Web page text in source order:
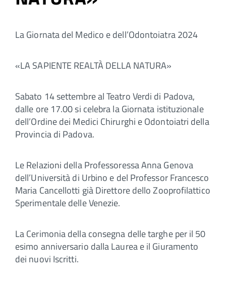
La Giornata del Medico e dell’Odontoiatra 2024
«LA SAPIENTE REALTÀ DELLA NATURA»
Sabato 14 settembre al Teatro Verdi di Padova,
dalle ore 17.00 si celebra la Giornata istituzionale
dell’Ordine dei Medici Chirurghi e Odontoiatri della
Provincia di Padova.
Le Relazioni della Professoressa Anna Genova
dell’Università di Urbino e del Professor Francesco
Maria Cancellotti già Direttore dello Zooprofilattico
Sperimentale delle Venezie.
La Cerimonia della consegna delle targhe per il 50
esimo anniversario dalla Laurea e il Giuramento
dei nuovi Iscritti.